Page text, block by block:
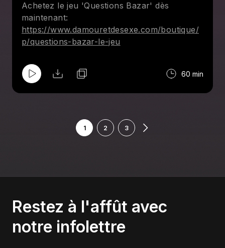
Achetez le jeu 'Questions Bazar' dès
maintenant:
https://www.damouretdesexe.com/boutique/
p/questions-bazar-le-jeu
60 min
1 2 3
Restez à l'affût avec
notre infolettre